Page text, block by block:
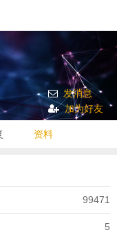
发消息
加为好友
资料
99471
5